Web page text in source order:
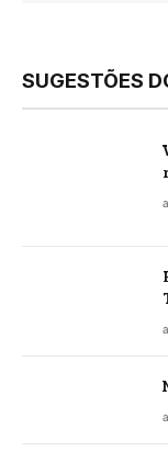
SUGESTÕES